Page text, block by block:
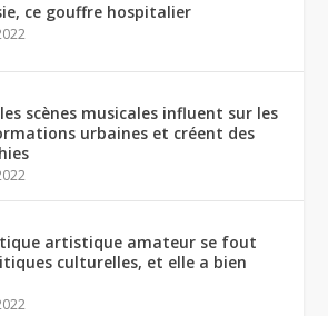
ce gouffre hospitalier
scènes musicales influent sur les
urbaines et créent des
artistique amateur se fout
culturelles, et elle a bien